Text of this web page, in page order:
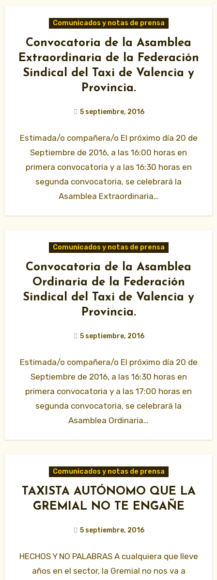
Comunicados y notas de prensa
Convocatoria de la Asamblea
Extraordinaria de la Federación
Sindical del Taxi de Valencia y
Provincia.
5 septiembre, 2016
Estimada/o compañera/o El próximo día 20 de
Septiembre de 2016, a las 16:00 horas en
primera convocatoria y a las 16:30 horas en
segunda convocatoria, se celebrará la
Asamblea Extraordinaria…
Comunicados y notas de prensa
Convocatoria de la Asamblea
Ordinaria de la Federación
Sindical del Taxi de Valencia y
Provincia.
5 septiembre, 2016
Estimada/o compañera/o El próximo día 20 de
Septiembre de 2016, a las 16:30 horas en
primera convocatoria y a las 17:00 horas en
segunda convocatoria, se celebrará la
Asamblea Ordinaria…
Comunicados y notas de prensa
TAXISTA AUTÓNOMO QUE LA
GREMIAL NO TE ENGAÑE
5 septiembre, 2016
HECHOS Y NO PALABRAS A cualquiera que lleve
años en el sector, la Gremial no nos va a